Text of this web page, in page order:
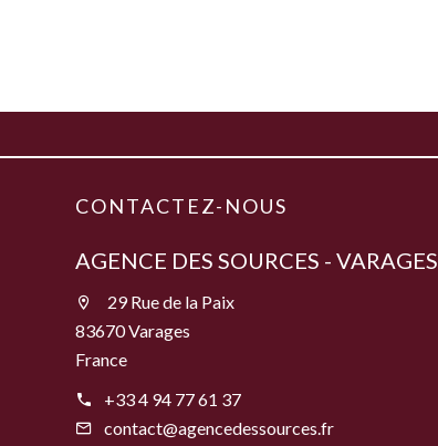
CONTACTEZ-NOUS
AGENCE DES SOURCES - VARAGES
29 Rue de la Paix
83670 Varages
France
+33 4 94 77 61 37
contact@agencedessources.fr